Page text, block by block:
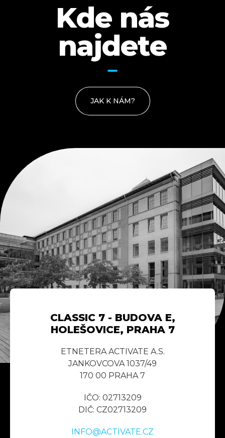
Kde nás
najdete
JAK K NÁM?
CLASSIC 7 - BUDOVA E,
HOLEŠOVICE, PRAHA 7
ETNETERA ACTIVATE A.S.
JANKOVCOVA 1037/49
170 00 PRAHA 7
IČO: 02713209
DIČ: CZ02713209
INFO@ACTIVATE.CZ